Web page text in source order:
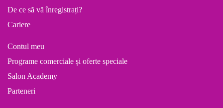
De ce să vă înregistrați?
Cariere
Contul meu
Programe comerciale și oferte speciale
Salon Academy
Parteneri